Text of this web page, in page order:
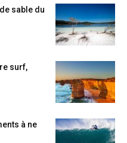
sable du
surf,
à ne